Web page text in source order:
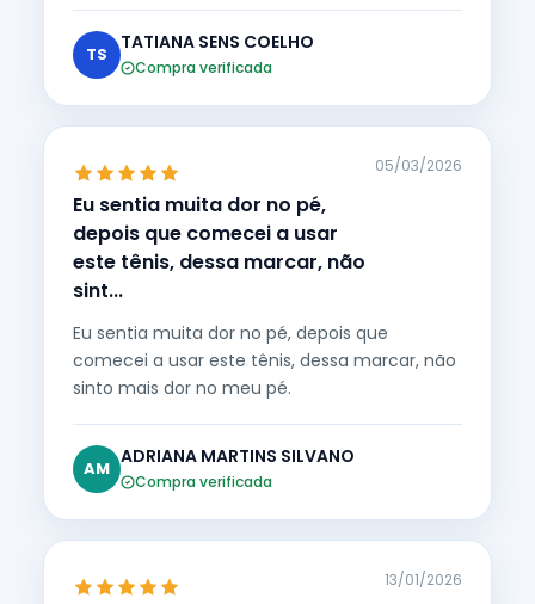
TS
TATIANA SENS COELHO
Compra verificada
Eu sentia muita dor no pé,
depois que comecei a usar
este tênis, dessa marcar, não
sint...
05/03/2026
Eu sentia muita dor no pé, depois que
comecei a usar este tênis, dessa marcar, não
sinto mais dor no meu pé.
AM
ADRIANA MARTINS SILVANO
Compra verificada
13/01/2026